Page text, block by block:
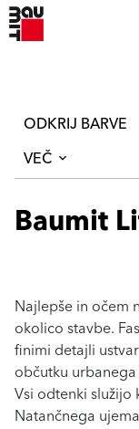
ODKRIJ BARVE
VEČ
Baumit
Najlepše in očem
okolico stavbe.
finimi detajli
občutku
Vsi odtenki
Natančnega